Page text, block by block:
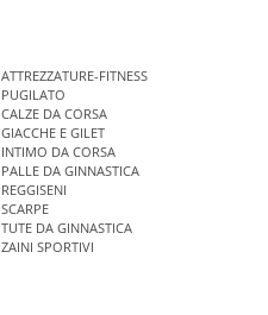
ATTREZZATURE-FITNESS
PUGILATO
CALZE DA CORSA
GIACCHE E GILET
INTIMO DA CORSA
PALLE DA GINNASTICA
REGGISENI
SCARPE
TUTE DA GINNASTICA
ZAINI SPORTIVI